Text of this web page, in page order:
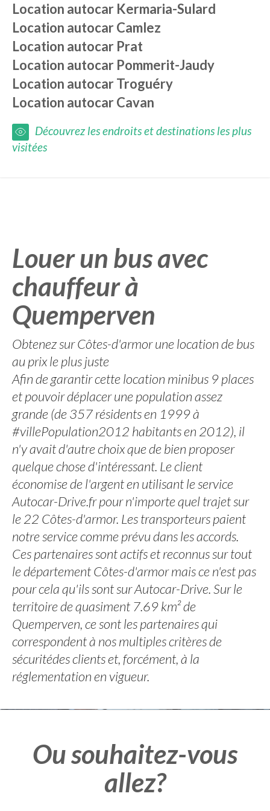
Location autocar Kermaria-Sulard
Location autocarCamlez
Location autocar Prat
Location autocar Pommerit-Jaudy
Location autocarTroguéry
Location autocarCavan
Découvrez les endroits et destinations les plus
visitées
Louer un bus avec
chauffeur à
Quemperven
Obtenez sur Côtes-d'armor une location de bus
au prix le plus juste
Afin de garantir cette location minibus 9 places
et pouvoir déplacer une population assez
grande (de 357 résidents en 1999 à
#villePopulation2012 habitants en 2012), il
n'y avait d'autre choix que de bien proposer
quelque chose d'intéressant. Le client
économise de l'argent en utilisant le service
Autocar-Drive.fr pour n'importe quel trajet sur
le 22 Côtes-d'armor. Les transporteurs paient
notre service comme prévu dans les accords.
Ces partenaires sont actifs et reconnus sur tout
le département Côtes-d'armor mais ce n'est pas
pour cela qu'ils sont sur Autocar-Drive. Sur le
territoire de quasiment 7.69 km² de
Quemperven, ce sont les partenaires qui
correspondent à nos multiples critères de
sécuritédes clients et, forcément, à la
réglementation en vigueur.
Ou souhaitez-vous
allez?